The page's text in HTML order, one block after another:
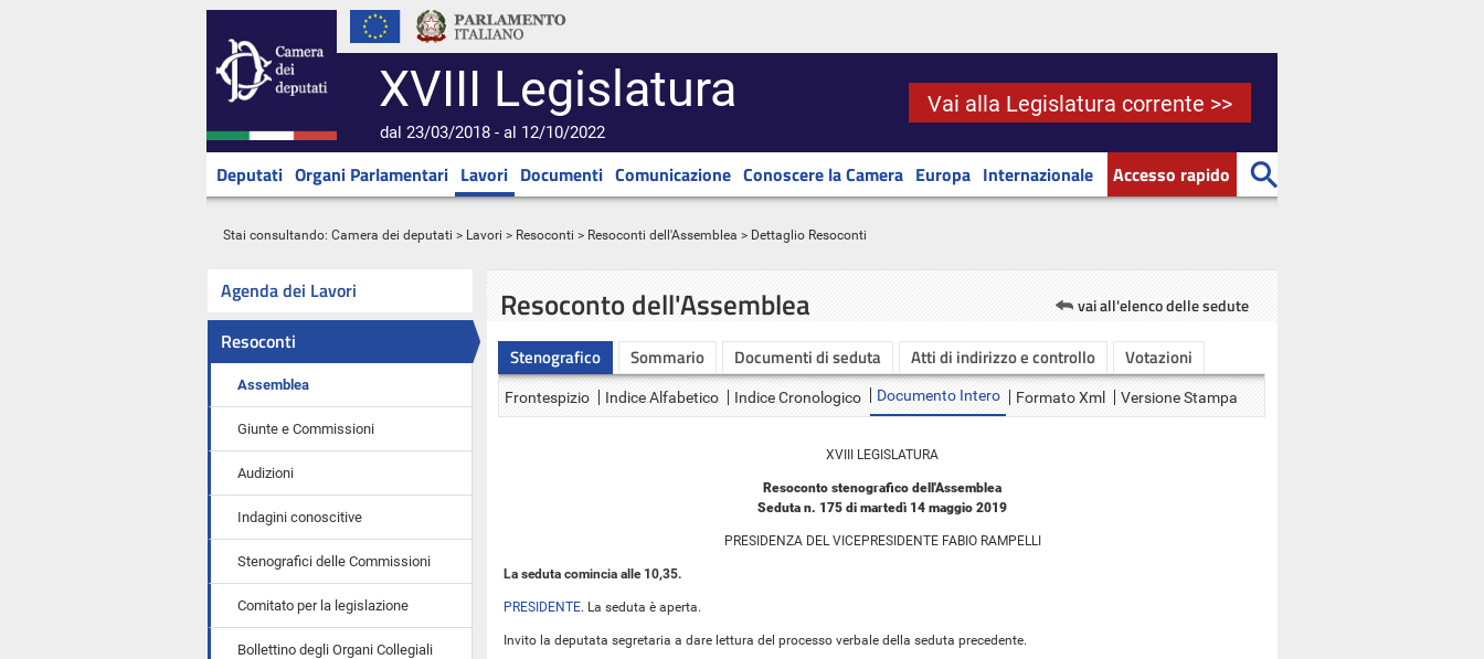
XVIII Legislatura
dal 23/03/2018 - al 12/10/2022
Vai alla Legislatura corrente >>
Deputati Organi Parlamentari Lavori Documenti Comunicazione Conoscere la Camera Europa Internazionale Accesso rapido
Stai consultando: Camera dei deputati > Lavori > Resoconti > Resoconti dell'Assemblea > Dettaglio Resoconti
Agenda dei Lavori
Resoconti
Assemblea
Giunte e Commissioni
Audizioni
Indagini conoscitive
Stenografici delle Commissioni
Comitato per la legislazione
Bollettino degli Organi Collegiali
Resoconto dell'Assemblea vai all'elenco delle sedute
Stenografico Sommario Documenti di seduta Atti di indirizzo e controllo Votazioni
Frontespizio Indice Alfabetico Indice Cronologico Documento Intero Formato Xml Versione Stampa
XVIII LEGISLATURA
Resoconto stenografico dell'Assemblea
Seduta n. 175 di martedì 14 maggio 2019
PRESIDENZA DEL VICEPRESIDENTE FABIO RAMPELLI
La seduta comincia alle 10,35.
PRESIDENTE. La seduta è aperta.
Invito la deputata segretaria a dare lettura del processo verbale della seduta precedente.